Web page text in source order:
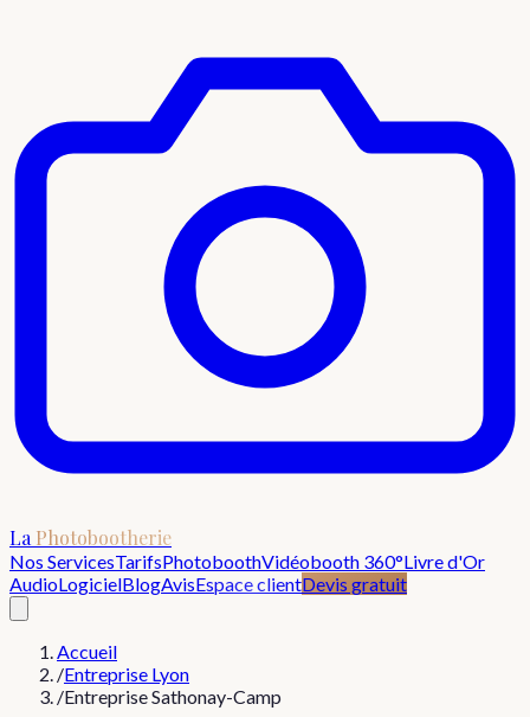
La Photobootherie
Nos ServicesTarifsPhotoboothVidéobooth 360°Livre d'Or
AudioLogicielBlogAvisEspace clientDevis gratuit
Accueil
/Entreprise Lyon
/Entreprise Sathonay-Camp